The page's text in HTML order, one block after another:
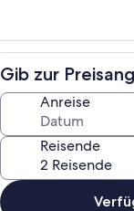
Gib zur
Anreise
Reisende